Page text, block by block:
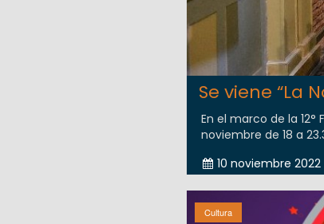
Se viene “La
En el marco de la
noviembre de 18 a
10 noviembre 2022
Cultura